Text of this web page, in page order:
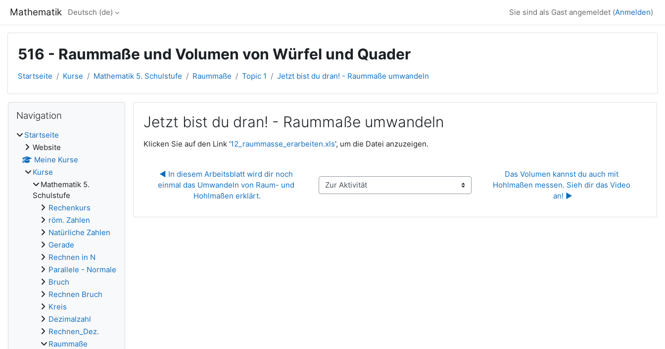
Mathematik Deutsch ‎(de)‎ Sie sind als Gast angemeldet (Anmelden)
516 - Raummaße und Volumen von Würfel und Quader
Startseite Kurse Mathematik 5. Schulstufe Raummaße Topic 1 Jetzt bist du dran! - Raummaße umwandeln
Jetzt bist du dran! - Raummaße umwandeln
Abschlussbedingungen
Klicken Sie auf den Link '12_raummasse_erarbeiten.xls', um die Datei anzuzeigen.
◀︎ In diesem Arbeitsblatt wird dir noch
einmal das Umwandeln von Raum- und
Hohlmaßen erklärt.
Zur Aktivität
Das Volumen kannst du auch mit
Hohlmaßen messen. Sieh dir das Video
an! ▶︎
Blöcke
Navigation
Startseite
Website
Meine Kurse
Kurse
Mathematik 5.
Schulstufe
Rechenkurs
röm. Zahlen
Natürliche Zahlen
Gerade
Rechnen in N
Parallele - Normale
Bruch
Rechnen Bruch
Kreis
Dezimalzahl
Rechnen_Dez.
Raummaße